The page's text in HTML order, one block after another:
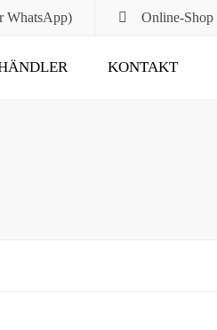
WhatsApp) Online-Shop
KONTAKT